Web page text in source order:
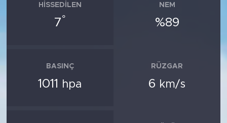
HISSEDILEN
7°
NEM
%89
BASINÇ
1011 hpa
RÜZGAR
6 km/s